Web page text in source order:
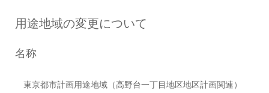
用途地域の変更について
名称
東京都市計画用途地域（高野台一丁目地区地区計画関連）